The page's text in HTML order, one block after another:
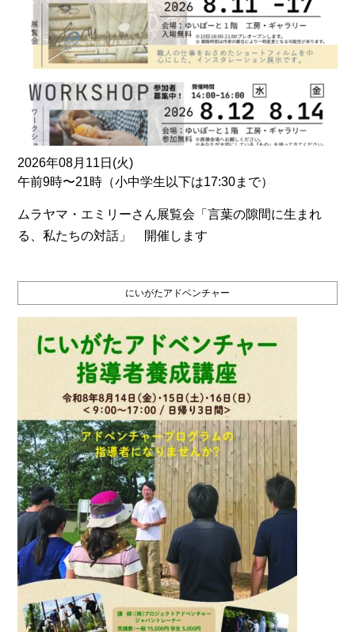
2026年08月11日(火)
午前9時〜21時（小中学生以下は17:30まで）
ムラヤマ・エミリーさん展覧会「言葉の隙間に生まれ
る、私たちの対話」 開催します
にいがたアドベンチャー